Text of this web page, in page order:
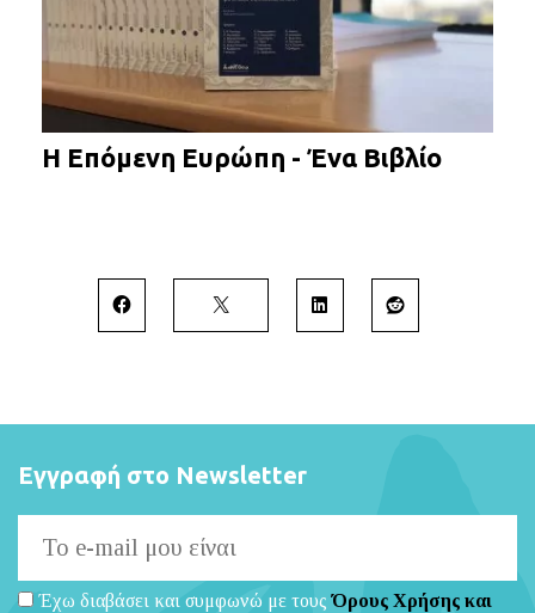
Η Επόμενη Ευρώπη - Ένα Βιβλίο
Εγγραφή στο Newsletter
Έχω διαβάσει και συμφωνώ με τουςΌρους Χρήσης και